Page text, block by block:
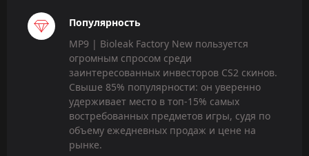
Популярность
MP9 | Bioleak Factory New пользуется
огромным спросом среди
заинтересованных инвесторов CS2 скинов.
Свыше 85% популярности: он уверенно
удерживает место в топ-15% самых
востребованных предметов игры, судя по
объему ежедневных продаж и цене на
рынке.